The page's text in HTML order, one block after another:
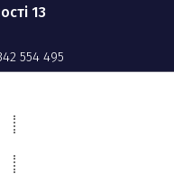
13
554 495